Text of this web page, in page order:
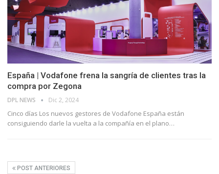
España | Vodafone frena la sangría de clientes tras la
compra por Zegona
DPL NEWS Dic 2, 2024
Cinco días Los nuevos gestores de Vodafone España están
consiguiendo darle la vuelta a la compañía en el plano…
POST ANTERIORES